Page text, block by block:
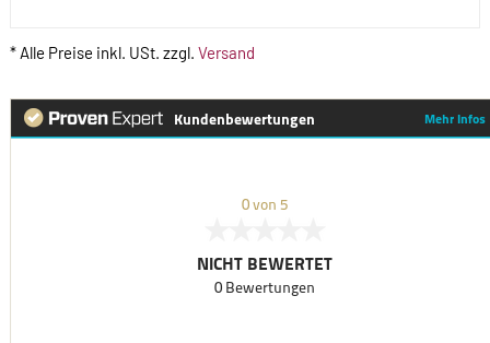
* Alle Preise inkl. USt. zzgl. Versand